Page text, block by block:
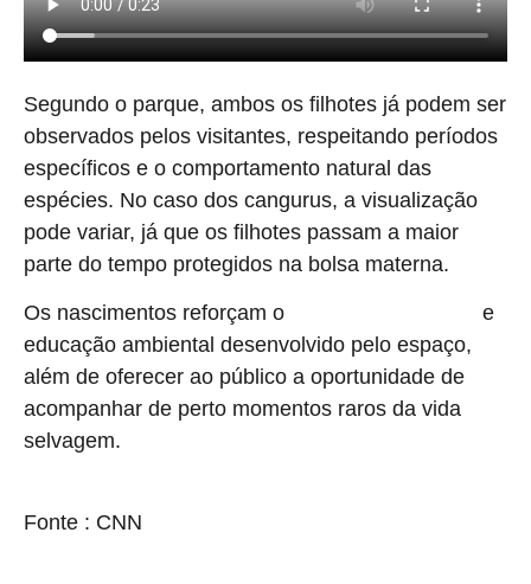
Segundo o parque, ambos os filhotes já podem ser
observados pelos visitantes, respeitando períodos
específicos e o comportamento natural das
espécies. No caso dos cangurus, a visualização
pode variar, já que os filhotes passam a maior
parte do tempo protegidos na bolsa materna.
Os nascimentos reforçam o
e
educação ambiental desenvolvido pelo espaço,
além de oferecer ao público a oportunidade de
acompanhar de perto momentos raros da vida
selvagem.
Fonte : CNN